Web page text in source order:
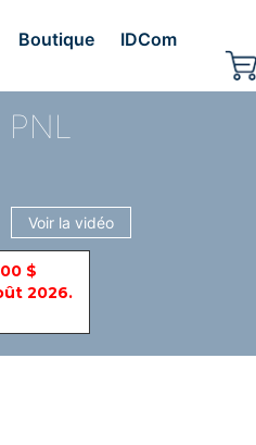
Boutique IDCom
PNL
Voir la vidéo
$
2026.